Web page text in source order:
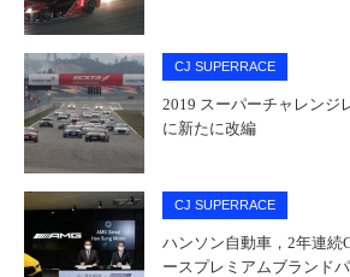
CJ SUPERRACE
2019 スーパーチャレンジ
に新たに改編
CJ SUPERRACE
ハンソン自動車，2年連続
ースプレミアムブランド